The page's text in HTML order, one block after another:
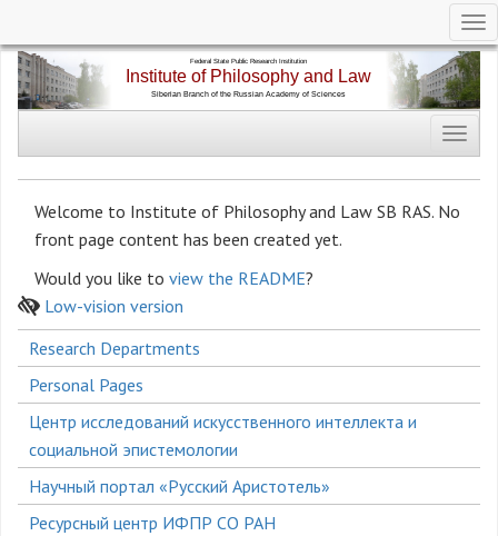
Skip
Welcome to Institute of Philosophy and Law SB RAS. No
front page content has been created yet.
Would you like to view the README?
Low-vision version
Боковое
меню
Research Departments
Personal Pages
Центр исследований искусственного интеллекта и
социальной эпистемологии
Научный портал «Русский Аристотель»
Ресурсный центр ИФПР СО РАН